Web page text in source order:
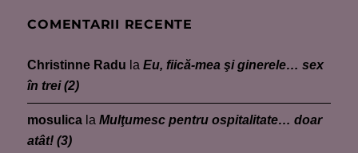
COMENTARII RECENTE
Christinne Radu laEu, fiică-mea şi ginerele… sex
în trei (2)
mosulica laMulţumesc pentru ospitalitate… doar
atât! (3)